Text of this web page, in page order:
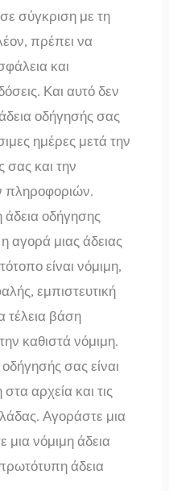
σύγκριση με τη
πρέπει να
και
Και αυτό δεν
οδήγησής σας
ημέρες μετά την
σας και την
πληροφοριών.
οδήγησης
αγορά μιας άδειας
είναι νόμιμη,
εμπιστευτική
τέλεια βάση
καθιστά νόμιμη.
σας είναι
αρχεία και τις
Αγοράστε μια
μια νόμιμη άδεια
άδεια